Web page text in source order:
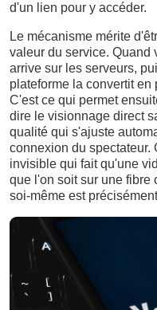
d'un lien pour y accéder.
Le mécanisme mérite
valeur du service. Quand
arrive sur les serveurs,
plateforme la convertit en
C'est ce qui permet
dire le visionnage direct
qualité qui s'ajuste
connexion du spectateur.
invisible qui fait qu'une
que l'on soit sur une fibre
soi-même est